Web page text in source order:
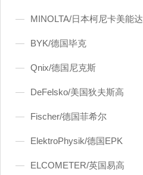
MINOLTA/日本柯尼卡美能达
BYK/德国毕克
Qnix/德国尼克斯
DeFelsko/美国狄夫斯高
Fischer/德国菲希尔
ElektroPhysik/德国EPK
ELCOMETER/英国易高